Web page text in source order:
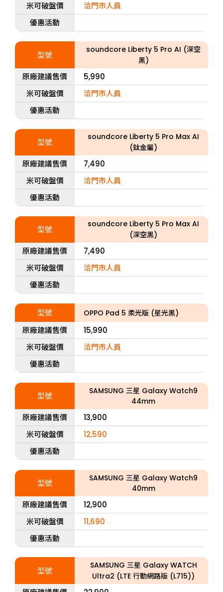
米可破盤價
洽門市人員
優惠活動
型號
soundcore Liberty 5 Pro AI (深空
黑)
原廠建議售價
5,990
米可破盤價
洽門市人員
優惠活動
型號
soundcore Liberty 5 Pro Max AI
(鈦金屬)
原廠建議售價
7,490
米可破盤價
洽門市人員
優惠活動
型號
soundcore Liberty 5 Pro Max AI
(深空黑)
原廠建議售價
7,490
米可破盤價
洽門市人員
優惠活動
型號 OPPO Pad 5 柔光版 (星光黑)
原廠建議售價
15,990
米可破盤價
洽門市人員
優惠活動
型號
SAMSUNG 三星 Galaxy Watch9
44mm
原廠建議售價
13,900
米可破盤價
12,590
優惠活動
型號
SAMSUNG 三星 Galaxy Watch9
40mm
原廠建議售價
12,900
米可破盤價
11,690
優惠活動
型號
SAMSUNG 三星 Galaxy WATCH
Ultra2 (LTE 行動網路版 (L715))